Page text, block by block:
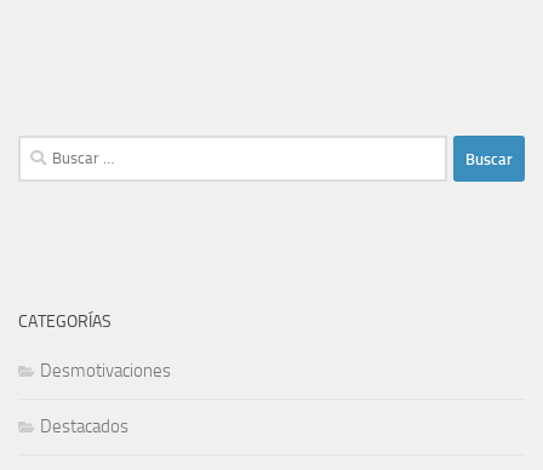
Buscar:
CATEGORÍAS
Desmotivaciones
Destacados